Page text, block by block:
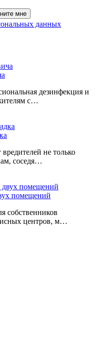
мне
данных
дезинфекция и
с…
не только
соседя…
помещений
собственников
центров, м…